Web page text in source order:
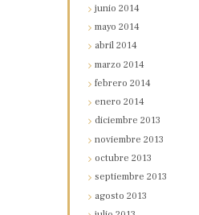
junio2014
mayo2014
abril2014
marzo2014
febrero2014
enero2014
diciembre2013
noviembre2013
octubre2013
septiembre2013
agosto2013